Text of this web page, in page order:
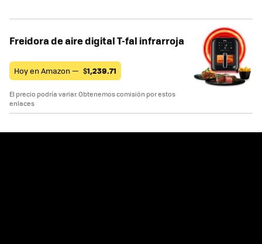
Freidora de aire digital T-fal infrarroja
Hoy en Amazon — $1,239.71
El precio podría variar. Obtenemos comisión por estos
enlaces